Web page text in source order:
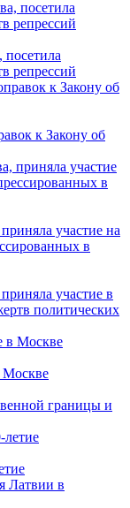
посетила
репрессий
к Закону об
участие на
в
участие в
политических
границы и